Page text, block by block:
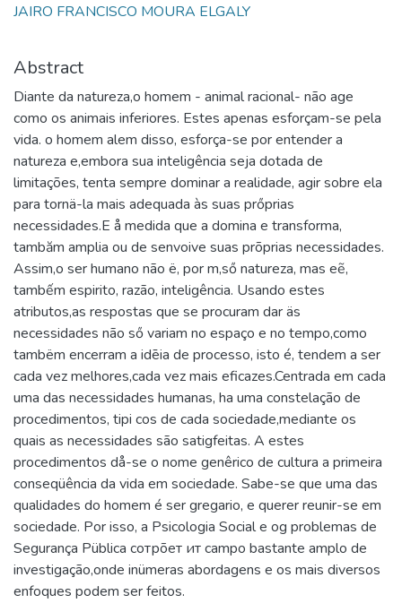
JAIRO FRANCISCO MOURA ELGALY
Abstract
Diante da natureza,o homem - animal racional- não age
como os animais inferiores. Estes apenas esforçam-se pela
vida. o homem alem disso, esforça-se por entender a
natureza e,embora sua inteligência seja dotada de
limitações, tenta sempre dominar a realidade, agir sobre ela
para tornä-la mais adequada às suas prőprias
necessidades.E å medida que a domina e transforma,
tambăm amplia ou de senvoive suas prõprias necessidades.
Assim,o ser humano não ë, por m,ső natureza, mas eẽ,
tambếm espirito, razão, inteligência. Usando estes
atributos,as respostas que se procuram dar äs
necessidades não ső variam no espaço e no tempo,como
tambëm encerram a idēia de processo, isto é, tendem a ser
cada vez melhores,cada vez mais eficazes.Centrada em cada
uma das necessidades humanas, ha uma constelação de
procedimentos, tipi cos de cada sociedade,mediante os
quais as necessidades são satigfeitas. A estes
procedimentos då-se o nome genêrico de cultura a primeira
conseqüência da vida em sociedade. Sabe-se que uma das
qualidades do homem é ser gregario, e querer reunir-se em
sociedade. Por isso, a Psicologia Social e og problemas de
Segurança Püblica coтрõет ит campo bastante amplo de
investigação,onde inümeras abordagens e os mais diversos
enfoques podem ser feitos.